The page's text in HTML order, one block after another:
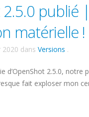
publié
matérielle !
2020 dans Versions .
d’OpenShot 2.5.0,
fait exploser mon